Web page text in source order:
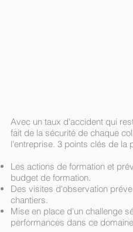
Avec un taux d'accident qui
fait de la sécurité de chaque
l'entreprise. 3 points clés de la
Les actions de formation et
budget de formation.
Des visites d'observation
chantiers.
Mise en place d'un challenge
performances dans ce